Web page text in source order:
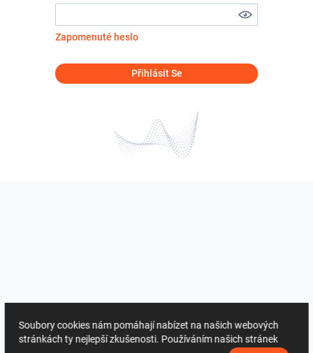
Zapomenuté heslo
Přihlásit Se
Soubory cookies nám pomáhají nabízet na našich webových
stránkách ty nejlepší zkušenosti. Používáním našich stránek